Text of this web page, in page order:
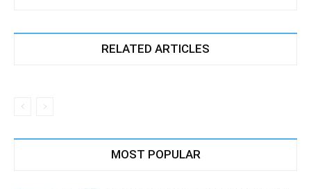
RELATED ARTICLES
MOST POPULAR